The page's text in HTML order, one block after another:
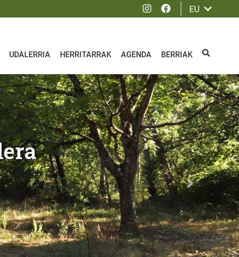
Instagram
Facebook
EU
UDALERRIA HERRITARRAK AGENDA BERRIAK BILATU
Siguiente